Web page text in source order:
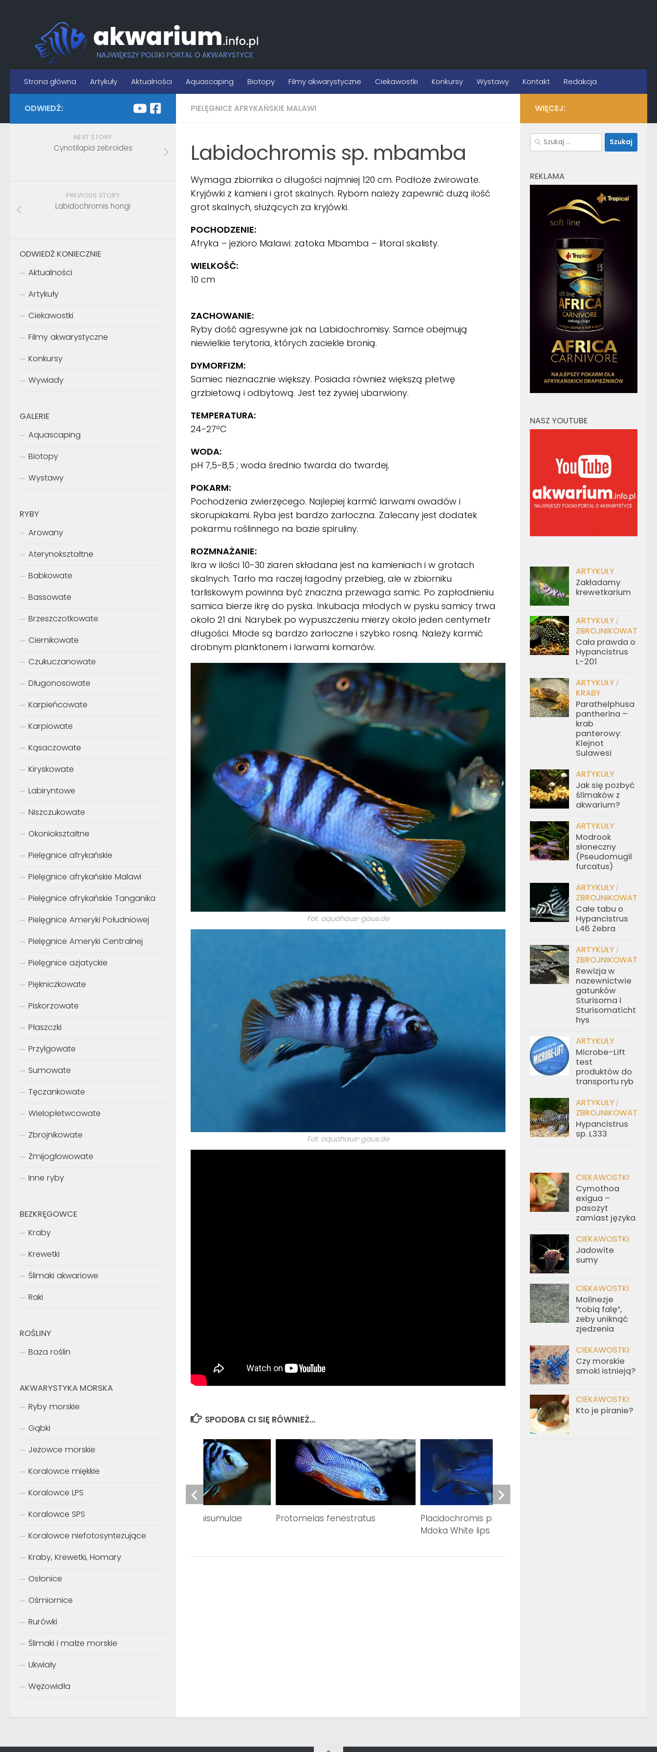
Strona główna Artykuły Aktualności Aquascaping Biotopy Filmy akwarystyczne Ciekawostki Konkursy Wystawy Kontakt Redakcja
PIELĘGNICE AFRYKAŃSKIE MALAWI
Labidochromis sp. mbamba
Wymaga zbiornika o długości najmniej 120 cm. Podłoże żwirowate.
Kryjówki z kamieni i grot skalnych. Rybom należy zapewnić dużą ilość
grot skalnych, służących za kryjówki.
POCHODZENIE:
Afryka – jezioro Malawi: zatoka Mbamba – litoral skalisty.
WIELKOŚĆ:
10 cm
ZACHOWANIE:
Ryby dość agresywne jak na Labidochromisy. Samce obejmują
niewielkie terytoria, których zaciekle bronią.
DYMORFIZM:
Samiec nieznacznie większy. Posiada również większą płetwę
grzbietową i odbytową. Jest też żywiej ubarwiony.
TEMPERATURA:
24-27ºC
WODA:
pH 7,5-8,5 ; woda średnio twarda do twardej.
POKARM:
Pochodzenia zwierzęcego. Najlepiej karmić larwami owadów i
skorupiakami. Ryba jest bardzo żarłoczna. Zalecany jest dodatek
pokarmu roślinnego na bazie spiruliny.
ROZMNAŻANIE:
Ikra w ilości 10-30 ziaren składana jest na kamieniach i w grotach
skalnych. Tarło ma raczej łagodny przebieg, ale w zbiorniku
tarliskowym powinna być znaczna przewaga samic. Po zapłodnieniu
samica bierze ikrę do pyska. Inkubacja młodych w pysku samicy trwa
około 21 dni. Narybek po wypuszczeniu mierzy około jeden centymetr
długości. Młode są bardzo żarłoczne i szybko rosną. Należy karmić
drobnym planktonem i larwami komarów.
Fot. aquahaus-gaus.de
Fot. aquahaus-gaus.de
SPODOBA CI SIĘ RÓWNIEŻ...
Protomelas fenestratus
Placidochromis phenochilus
Mdoka White lips
Labidochromis chisumulae
ODWIEDŹ:
NEXT STORY
Cynotilapia zebroides
PREVIOUS STORY
Labidochromis hongi
ODWIEDŹ KONIECZNIE
Aktualności
Artykuły
Ciekawostki
Filmy akwarystyczne
Konkursy
Wywiady
GALERIE
Aquascaping
Biotopy
Wystawy
RYBY
Arowany
Aterynokształtne
Babkowate
Bassowate
Brzeszczotkowate
Ciernikowate
Czukuczanowate
Długonosowate
Karpieńcowate
Karpiowate
Kąsaczowate
Kiryskowate
Labiryntowe
Niszczukowate
Okoniokształtne
Pielęgnice afrykańskie
Pielęgnice afrykańskie Malawi
Pielęgnice afrykańskie Tanganika
Pielęgnice Ameryki Południowej
Pielęgnice Ameryki Centralnej
Pielęgnice azjatyckie
Piękniczkowate
Piskorzowate
Płaszczki
Przylgowate
Sumowate
Tęczankowate
Wielopłetwcowate
Zbrojnikowate
Żmijogłowowate
Inne ryby
BEZKRĘGOWCE
Kraby
Krewetki
Ślimaki akwariowe
Raki
ROŚLINY
Baza roślin
AKWARYSTYKA MORSKA
Ryby morskie
Gąbki
Jeżowce morskie
Koralowce miękkie
Koralowce LPS
Koralowce SPS
Koralowce niefotosyntezujące
Kraby, Krewetki, Homary
Osłonice
Ośmiornice
Rurówki
Ślimaki i małże morskie
Ukwiały
Wężowidła
WIĘCEJ:
Szukaj:
REKLAMA
NASZ YOUTUBE
ARTYKUŁY
Zakładamy
krewetkarium
ARTYKUŁY /
ZBROJNIKOWATE
Cała prawda o
Hypancistrus
L-201
ARTYKUŁY /
KRABY
Parathelphusa
pantherina –
krab
panterowy:
Klejnot
Sulawesi
ARTYKUŁY
Jak się pozbyć
ślimaków z
akwarium?
ARTYKUŁY
Modrook
słoneczny
(Pseudomugil
furcatus)
ARTYKUŁY /
ZBROJNIKOWATE
Całe tabu o
Hypancistrus
L46 Zebra
ARTYKUŁY /
ZBROJNIKOWATE
Rewizja w
nazewnictwie
gatunków
Sturisoma i
Sturisomaticht
hys
ARTYKUŁY
Microbe-Lift
test
produktów do
transportu ryb
ARTYKUŁY /
ZBROJNIKOWATE
Hypancistrus
sp. L333
CIEKAWOSTKI
Cymothoa
exigua –
pasożyt
zamiast języka
CIEKAWOSTKI
Jadowite
sumy
CIEKAWOSTKI
Molinezje
“robią falę”,
żeby uniknąć
zjedzenia
CIEKAWOSTKI
Czy morskie
smoki istnieją?
CIEKAWOSTKI
Kto je piranie?